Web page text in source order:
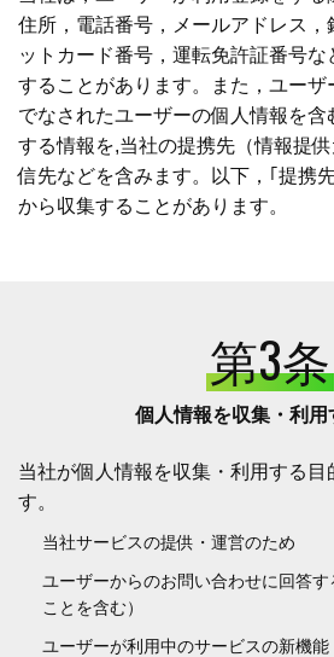
住所，電話番号，メールアドレス，
ットカード番号，運転免許証番号
することがあります。また，ユーザ
でなされたユーザーの個人情報を含
する情報を,当社の提携先（情報提
信先などを含みます。以下，｢提携
から収集することがあります。
第3条
個人情報を収集・利用
当社が個人情報を収集・利用する
す。
当社サービスの提供・運営のため
ユーザーからのお問い合わせに回答
ことを含む）
ユーザーが利用中のサービスの新機